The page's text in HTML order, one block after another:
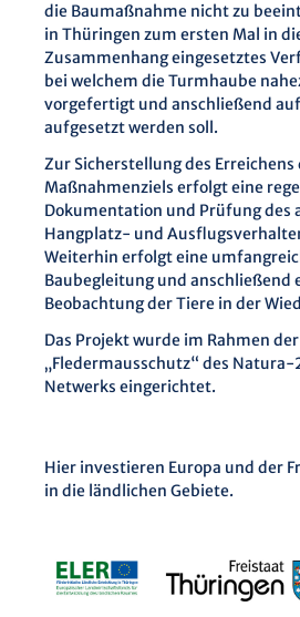
die Baumaßnahme nicht zu
in Thüringen zum ersten Mal in
Zusammenhang eingesetztes
bei welchem die Turmhaube
vorgefertigt und anschließend
aufgesetzt werden soll.
Zur Sicherstellung des Erreichens
Maßnahmenziels erfolgt eine
Dokumentation und Prüfung des
Hangplatz- und
Weiterhin erfolgt eine
Baubegleitung und anschließend
Beobachtung der Tiere in der
Das Projekt wurde im Rahmen
„Fledermausschutz“ des
Netwerks eingerichtet.
Hier investieren Europa und der
in die ländlichen Gebiete.